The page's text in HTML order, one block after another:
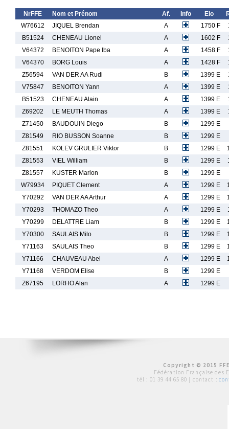
NrFFE Nom et Prénom Af. Info Elo
W76612
JIQUEL Brendan A 1750 F
B51524
CHENEAU Lionel A 1602 F
V64372
BENOITON Pape Iba A 1458 F
V64370
BORG Louis A 1428 F
Z56594
VAN DER AA Rudi B 1399 E
V75847
BENOITON Yann A 1399 E
B51523
CHENEAU Alain A 1399 E
Z69202
LE MEUTH Thomas A 1399 E
Z71450
BAUDOUIN Diego B
1299 E
Z81549
RIO BUSSON Soanne B
1299 E
Z81551
KOLEV GRULIER Viktor B 1299 E
Z81553
VIEL William B 1299 E
Z81557
KUSTER Marlon B
1299 E
W79934
PIQUET Clement A 1299 E
Y70292
VAN DER AA Arthur A 1299 E
Y70293
THOMAZO Theo A 1299 E
Y70299
DELATTRE Liam B 1299 E
Y70300
SAULAIS Milo B 1299 E
Y71163
SAULAIS Theo B 1299 E
Y71166
CHAUVEAU Abel A 1299 E
Y71168
VERDOM Elise B
1299 E
Z67195
LORHO Alan A 1299 E
Copyright © 2015
Fédération Française des
tél : 01 39 44 65 80 | contact :